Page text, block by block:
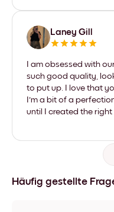
Laney Gill
I am obsessed with
such good quality,
to put up. I love that
I'm a bit of a
until I created the
Häufig gestellte